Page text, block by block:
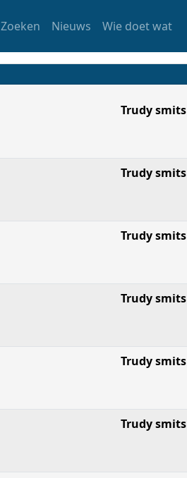
Zoeken Nieuws Wie doet wat
Trudy smits
Trudy smits
Trudy smits
Trudy smits
Trudy smits
Trudy smits